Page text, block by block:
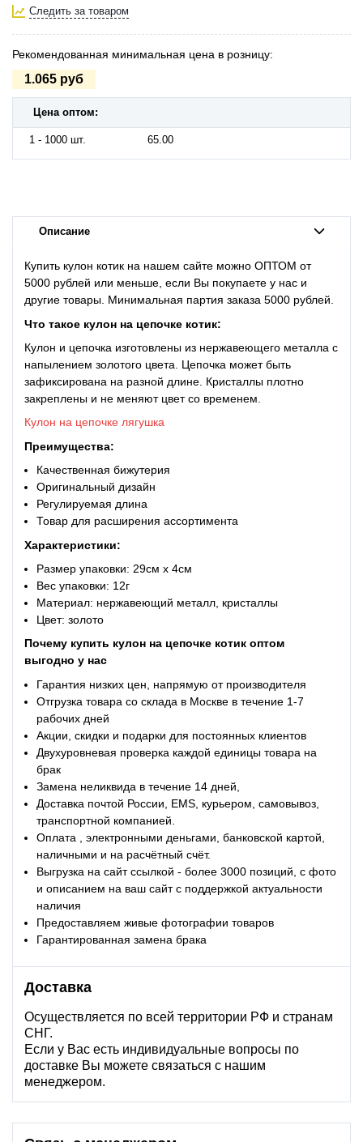
Следить за товаром
Рекомендованная минимальная цена в розницу:
1.065 руб
Цена оптом:
1 - 1000 шт. 65.00
Описание
Купить кулон котик на нашем сайте можно ОПТОМ от
5000 рублей или меньше, если Вы покупаете у нас и
другие товары. Минимальная партия заказа 5000 рублей.
Что такое кулон на цепочке котик:
Кулон и цепочка изготовлены из нержавеющего металла с
напылением золотого цвета. Цепочка может быть
зафиксирована на разной длине. Кристаллы плотно
закреплены и не меняют цвет со временем.
Кулон на цепочке лягушка
Преимущества:
Качественная бижутерия
Оригинальный дизайн
Регулируемая длина
Товар для расширения ассортимента
Характеристики:
Размер упаковки: 29см x 4см
Вес упаковки: 12г
Материал: нержавеющий металл, кристаллы
Цвет:золото
Почему купить кулон на цепочке котик оптом
выгодно у нас
Гарантия низких цен, напрямую от производителя
Отгрузка товара со склада в Москве в течение 1-7
рабочих дней
Акции, скидки и подарки для постоянных клиентов
Двухуровневая проверка каждой единицы товара на
брак
Замена неликвида в течение 14 дней,
Доставка почтой России, EMS, курьером, самовывоз,
транспортной компанией.
Оплата , электронными деньгами, банковской картой,
наличными и на расчётный счёт.
Выгрузка на сайт ссылкой - более 3000 позиций, с фото
и описанием на ваш сайт с поддержкой актуальности
наличия
Предоставляем живые фотографии товаров
Гарантированная замена брака
Доставка
Осуществляется по всей территории РФ и странам
СНГ.
Если у Вас есть индивидуальные вопросы по
доставке Вы можете связаться с нашим
менеджером.